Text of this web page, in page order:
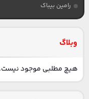
رامین بیباک
وبلاگ
هیچ مطلبی موجود نیست.